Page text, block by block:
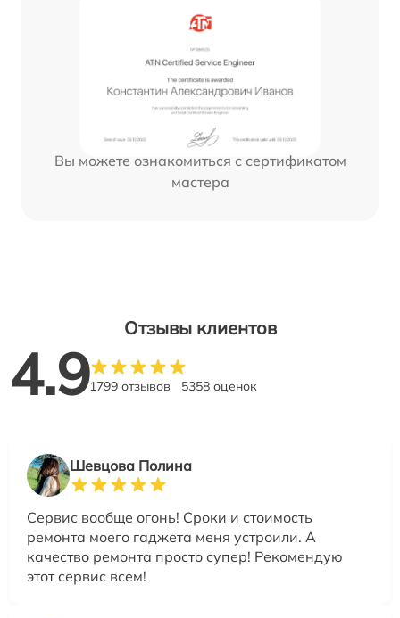
Вы можете ознакомиться с сертификатом
мастера
Отзывы клиентов
4.91799 отзывов 5358 оценок
Шевцова Полина
Сервис вообще огонь! Сроки и стоимость
ремонта моего гаджета меня устроили. А
качество ремонта просто супер! Рекомендую
этот сервис всем!